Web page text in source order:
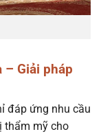
– Giải pháp
đáp ứng nhu cầu
thẩm mỹ cho